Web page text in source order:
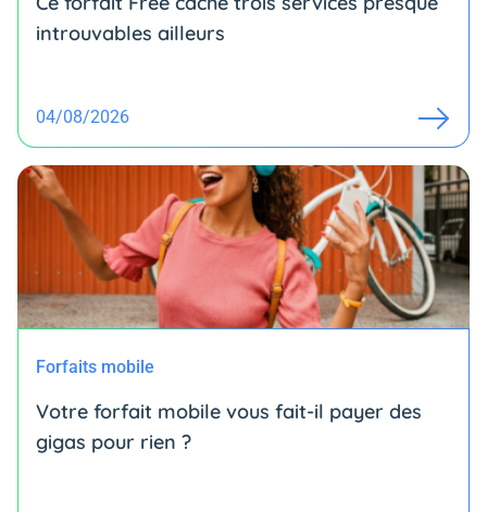
introuvables ailleurs
04/08/2026
Forfaits mobile
Votre forfait mobile vous fait-il payer des
gigas pour rien ?